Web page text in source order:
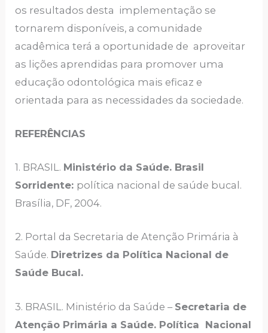
os resultados desta implementação se
tornarem disponíveis, a comunidade
acadêmica terá a oportunidade de aproveitar
as lições aprendidas para promover uma
educação odontológica mais eficaz e
orientada para as necessidades da sociedade.
REFERÊNCIAS
1. BRASIL. Ministério da Saúde. Brasil
Sorridente: política nacional de saúde bucal.
Brasília, DF, 2004.
2. Portal da Secretaria de Atenção Primária à
Saúde. Diretrizes da Política Nacional de
Saúde Bucal.
3. BRASIL. Ministério da Saúde – Secretaria de
Atenção Primária a Saúde. Política Nacional